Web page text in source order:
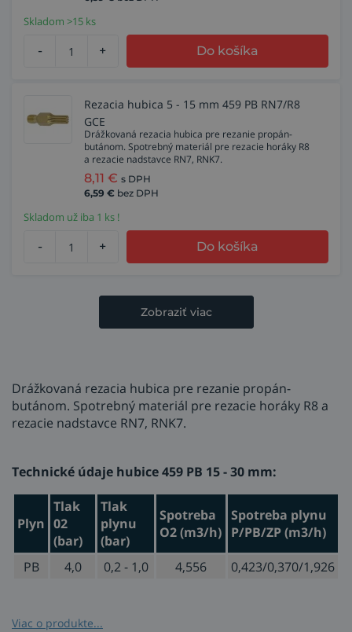
Skladom >15 ks
- + Do košíka
Rezacia hubica 5 - 15 mm 459 PB RN7/R8
GCE
Drážkovaná rezacia hubica pre rezanie propán-
butánom. Spotrebný materiál pre rezacie horáky R8
a rezacie nadstavce RN7, RNK7.
8,11 € s DPH
6,59 € bez DPH
Skladom už iba 1 ks !
- + Do košíka
Zobraziť viac
Drážkovaná rezacia hubica pre rezanie propán-
butánom. Spotrebný materiál pre rezacie horáky R8 a
rezacie nadstavce RN7, RNK7.
Technické údaje hubice 459 PB 15 - 30 mm​:
Plyn
Tlak
02
(bar)
Tlak
plynu
(bar)
Spotreba
O2 (m3/h)
Spotreba plynu
P/PB/ZP (m3/h)
PB
4,0 0,2 - 1,0 4,556 0,423/0,370/1,926
Viac o produkte...